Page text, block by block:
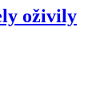
oživily